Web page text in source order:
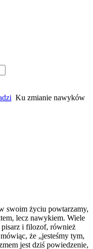
Ku zmianie nawyków
swoim życiu powtarzamy,
lecz nawykiem. Wiele
i filozof, również
że „jesteśmy tym,
jest dziś powiedzenie,